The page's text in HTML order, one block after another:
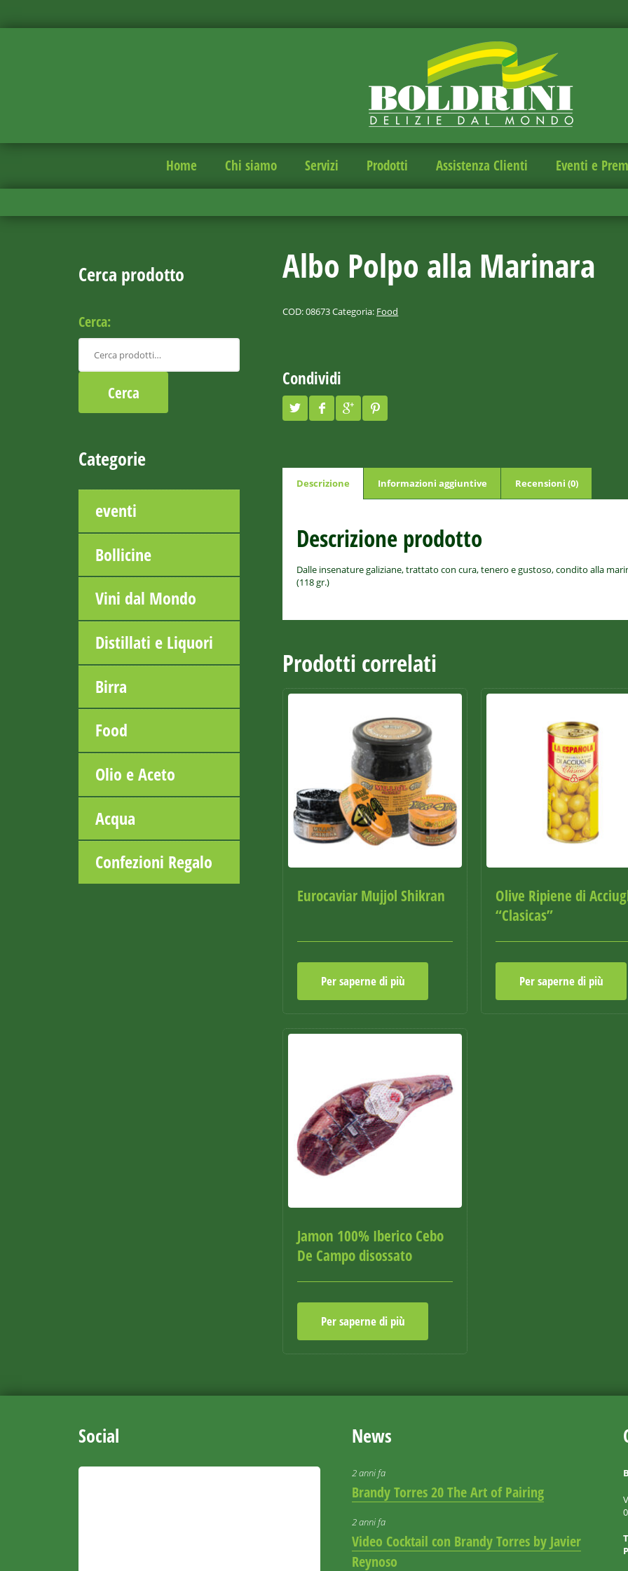
Home Chi siamo Servizi Prodotti Assistenza Clienti Eventi e
Cerca prodotto
Cerca:
Categorie
eventi
Bollicine
Vini dal Mondo
Distillati e Liquori
Birra
Food
Olio e Aceto
Acqua
Confezioni Regalo
Albo Polpo alla Marinara
COD:08673Categoria: Food
Condividi
Descrizione Informazioni aggiuntive Recensioni (0)
Descrizione prodotto
Dalle insenature galiziane, trattato con cura, tenero e gustoso, condito alla
(118 gr.)
Prodotti correlati
Eurocaviar Mujjol Shikran
Per saperne di più
Olive Ripiene di
“Clasicas”
Per saperne di più
Jamon 100% Iberico Cebo
De Campo disossato
Per saperne di più
Social News
2 anni fa
Brandy Torres 20 The Art of Pairing
2 anni fa
Video Cocktail con Brandy Torres by Javier
Reynoso